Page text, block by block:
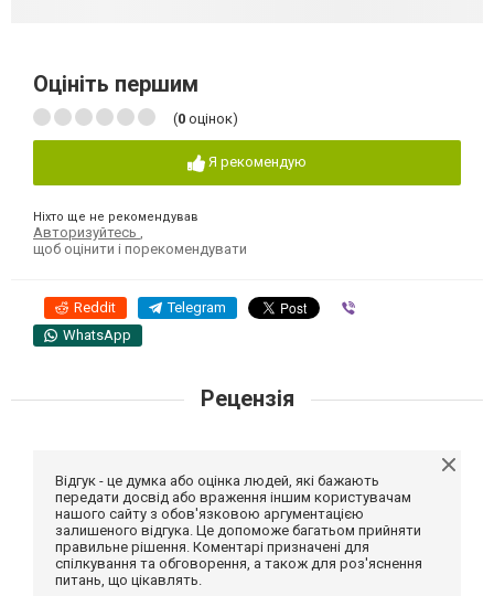
Оцініть першим
(0 оцінок)
Я рекомендую
Ніхто ще не рекомендував
Авторизуйтесь
щоб оцінити і порекомендувати
Reddit Telegram
WhatsApp
Рецензія
Відгук - це думка або оцінка людей, які бажають
передати досвід або враження іншим користувачам
нашого сайту з обов'язковою аргументацією
залишеного відгука. Це допоможе багатьом прийняти
правильне рішення. Коментарі призначені для
спілкування та обговорення, а також для роз'яснення
питань, що цікавлять.